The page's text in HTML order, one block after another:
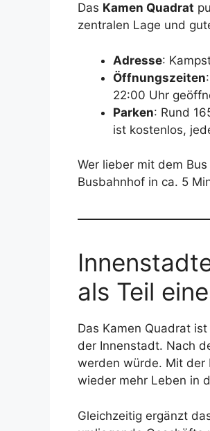
Das Kamen Quadrat
zentralen Lage und
Adresse:
Öffnungszeiten
22:00 Uhr
Parken: Rund
ist kostenlos,
Wer lieber mit dem
Busbahnhof in ca. 5
als Teil
Das Kamen Quadrat
der Innenstadt. Nach
werden würde. Mit der
wieder mehr Leben in
Gleichzeitig ergänzt